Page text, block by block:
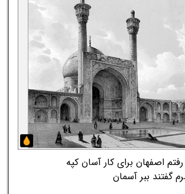
اصفهان برای کار آسان کپه
گفتند ببر آسمان